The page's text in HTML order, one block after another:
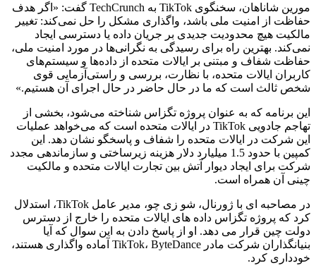
مورین شاناهان، سخنگوی TikTok به TechCrunch گفت: «اگر هدف
حفاظت از امنیت ملی باشد، واگذاری مشکل را حل نمی‌کند: تغییر
مالکیت هیچ محدودیت جدیدی بر جریان داده یا دسترسی ایجاد
نمی‌کند. بهترین راه برای رسیدگی به نگرانی‌ها در مورد امنیت ملی،
حفاظت شفاف و مبتنی بر ایالات متحده از داده‌ها و سیستم‌های
کاربران ایالات متحده، با نظارت، بررسی و راستی‌آزمایی قوی
شخص ثالث است که ما در حال حاضر در حال اجرای آن هستیم.»
این برنامه که به عنوان پروژه تگزاس شناخته می‌شود، بخشی از
تهاجم جادویی TikTok در ایالات متحده است که می‌خواهد عملیات
این شرکت در ایالات متحده را شفاف و پاسخگو نشان دهد. این
کمپین با حدود 1.5 میلیارد دلار هزینه زیرساختی و سازماندهی مجدد
شرکت برای ایجاد دیوار آتش بین تجارت ایالات متحده و مالکیت
چینی آن همراه است.
در مصاحبه ای با ژورنال، شو زی چو، مدیر عامل TikTok، استدلال
کرد که پروژه تگزاس داده های ایالات متحده را خارج از دسترس
دولت چین قرار می دهد. او از پاسخ دادن به این سوال که آیا
بنیانگذاران شرکت مادر TikTok، ByteDance آماده واگذاری هستند،
خودداری کرد.